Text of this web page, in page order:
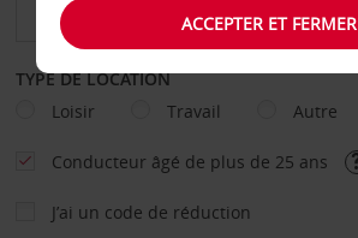
TYPE DE LOCATION
Loisir
Travail Autre
Conducteur âgé de plus de 25 ans
J’ai un code de réduction
ACCEPTER ET FERMER